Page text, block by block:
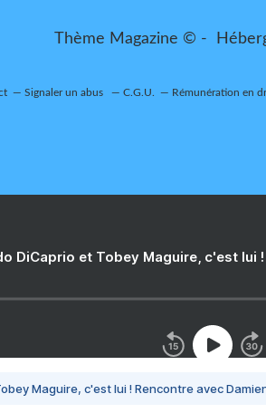
Thème Magazine © -
Signaler un abus C.G.U. Rémunération en
DiCaprio et Tobey Maguire, c'est lui
Maguire, c'est lui ! Rencontre avec